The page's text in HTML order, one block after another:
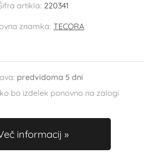
artikla: 220341
znamka: TECORA
predvidoma 5 dni
bo izdelek ponovno na zalogi
informacij